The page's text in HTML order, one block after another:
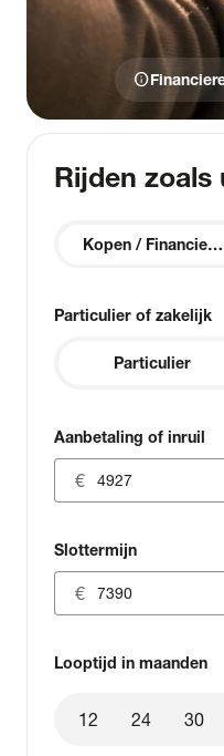
info
Rijden zoals
Kopen / Financieren
Particulier of zakelijk
Particulier
Aanbetaling of inruil
Slottermijn
Looptijd in maanden
12 24 30